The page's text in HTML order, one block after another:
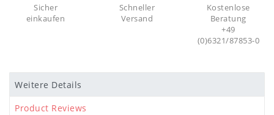
Sicher
einkaufen
Schneller
Versand
Kostenlose
Beratung
+49
(0)6321/87853-0
Weitere Details
Product Reviews